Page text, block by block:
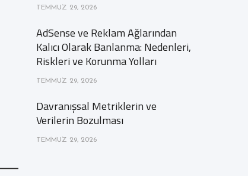
TEMMUZ 29, 2026
AdSense ve Reklam Ağlarından
Kalıcı Olarak Banlanma: Nedenleri,
Riskleri ve Korunma Yolları
TEMMUZ 29, 2026
Davranışsal Metriklerin ve
Verilerin Bozulması
TEMMUZ 29, 2026